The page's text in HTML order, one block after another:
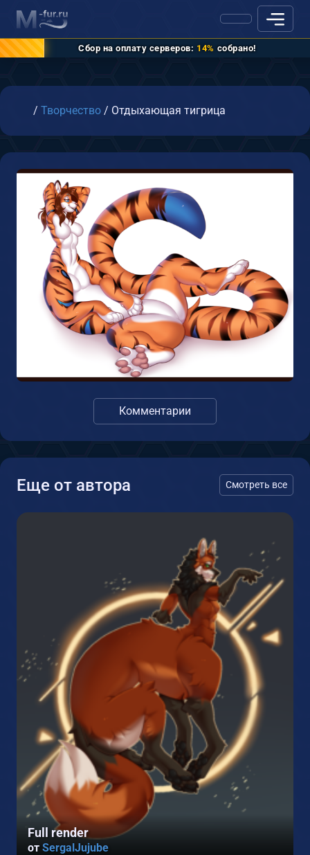
Сбор на оплату серверов: 14% собрано!
Главная
/ Творчество / Отдыхающая тигрица
Комментарии
Еще от автора Смотреть все
Full render
от SergalJujube